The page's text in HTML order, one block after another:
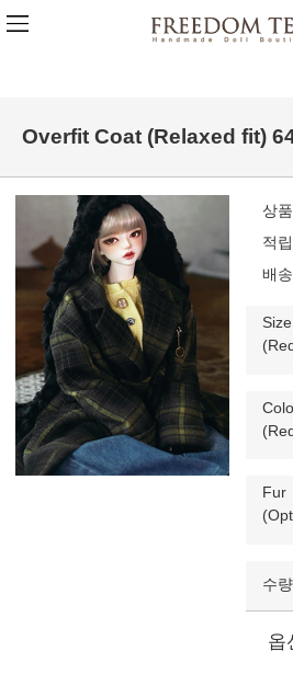
Overfit Coat (Relaxed fit)
상
적
배
Size
Fur
수량
옵